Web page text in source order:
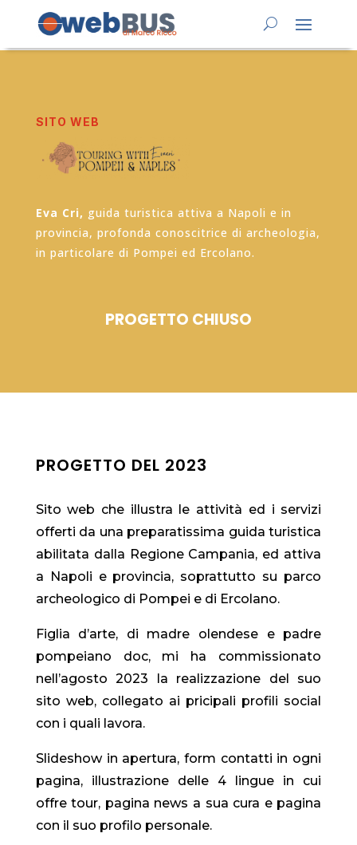
SITO WEB
Eva Cri, guida turistica attiva a Napoli e in
provincia, profonda conoscitrice di archeologia,
in particolare di Pompei ed Ercolano.
PROGETTO CHIUSO
PROGETTO DEL 2023
Sito web che illustra le attività ed i servizi
offerti da una preparatissima guida turistica
abilitata dalla Regione Campania, ed attiva
a Napoli e provincia, soprattutto su parco
archeologico di Pompei e di Ercolano.
Figlia d’arte, di madre olendese e padre
pompeiano doc, mi ha commissionato
nell’agosto 2023 la realizzazione del suo
sito web, collegato ai pricipali profili social
con i quali lavora.
Slideshow in apertura, form contatti in ogni
pagina, illustrazione delle 4 lingue in cui
offre tour, pagina news a sua cura e pagina
con il suo profilo personale.